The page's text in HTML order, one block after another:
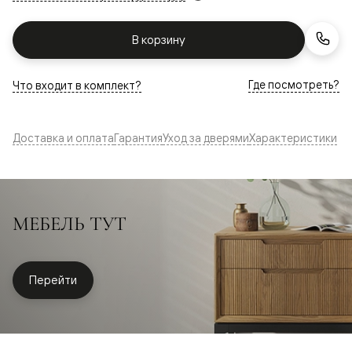
В корзину
Что входит в комплект? Где посмотреть?
Доставка и оплатаГарантияУход за дверямиХарактеристики
МЕБЕЛЬ ТУТ
Перейти